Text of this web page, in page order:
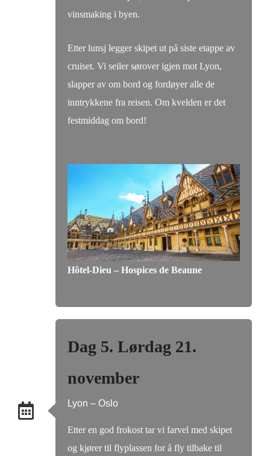
vinsmaking i byen.
Etter lunsj legger skipet ut på siste etappe av
cruiset. Vi seiler sørover igjen mot Lyon,
slapper av om bord og fordøyer alle de
inntrykkene fra reisen. Om kvelden er det
festmiddag om bord!
Hôtel-Dieu – Hospices de Beaune
Dag 5. Lørdag 21.
november
Lyon – Oslo
Etter en god frokost tar vi farvel med skipet
og kjører til flyplassen for å fly tilbake til